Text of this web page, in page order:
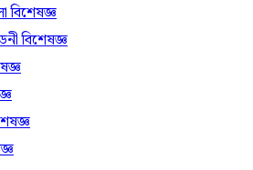
বিশেষজ্ঞ
বিশেষজ্ঞ